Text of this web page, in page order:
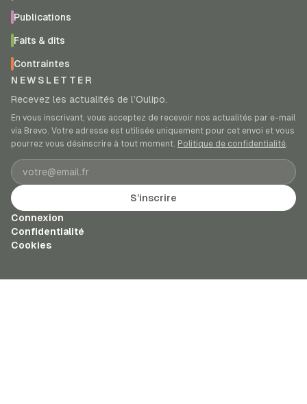
Publications
Faits & dits
Contraintes
NEWSLETTER
Recevez les actualités de l’Oulipo.
En vous inscrivant, vous acceptez de recevoir nos actualités par e-mail
via Brevo. Votre adresse est utilisée uniquement pour cet envoi et vous
pourrez vous désinscrire à tout moment. Politique de confidentialité.
Adresse e-mail
S’inscrire
Connexion
Confidentialité
Cookies